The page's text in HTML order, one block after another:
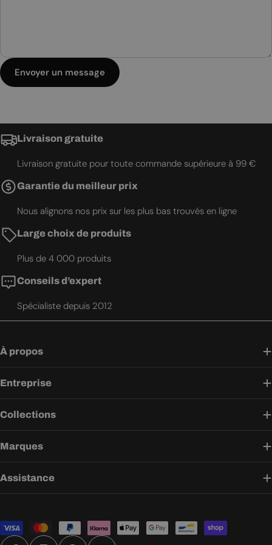
Envoyer un message
Livraison gratuite
Livraison gratuite pour toute commande supérieure à 99 €
Garantie du meilleur prix
Nous alignons nos prix sur les plus bas trouvés en ligne
Large choix de produits
Plus de 4 000 produits
Conseils d’expert
Spécialiste depuis 2012
À propos
Entreprise
Collections
Marques
Assistance
Modes
de